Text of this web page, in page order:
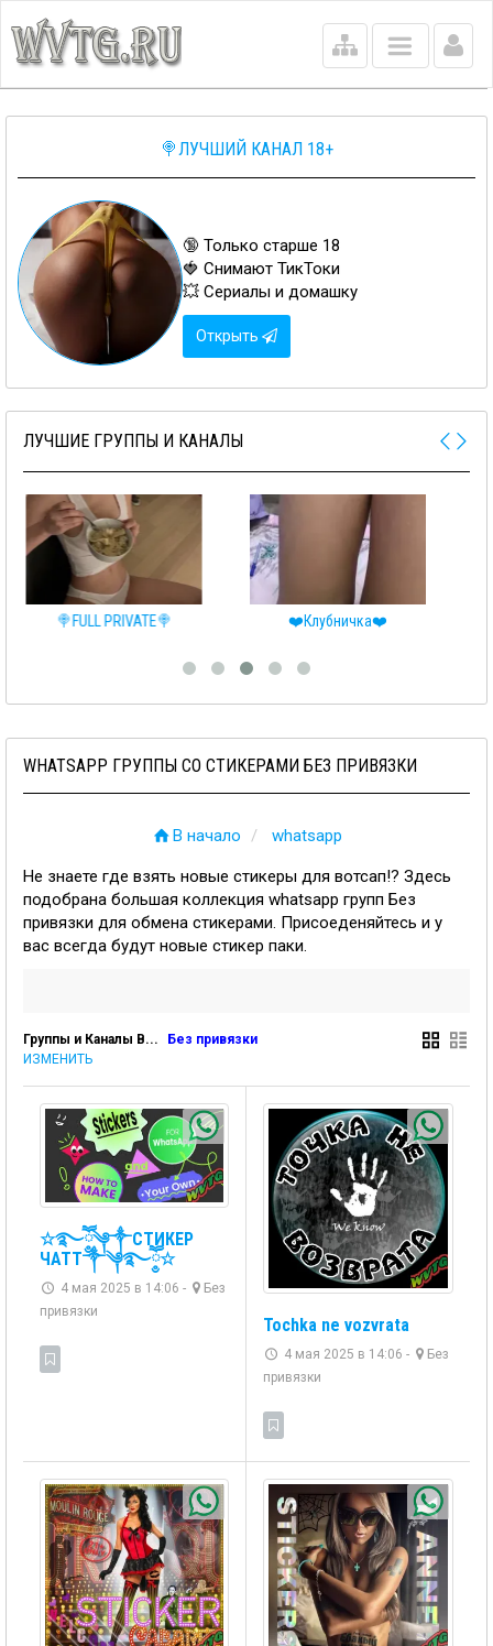
Main
menu
🍭ЛУЧШИЙ КАНАЛ 18+
🔞 Только старше 18
🍓 Снимают ТикТоки
💥 Сериалы и домашку
Открыть
ЛУЧШИЕ ГРУППЫ И КАНАЛЫ
🍭FULL PRIVATE🍭 ❤️Клубничка❤️
WHATSAPP ГРУППЫ СО СТИКЕРАМИ БЕЗ ПРИВЯЗКИ
В начало whatsapp
Не знаете где взять новые стикеры для вотсап!? Здесь
подобрана большая коллекция whatsapp групп Без
привязки для обмена стикерами. Присоеденяйтесь и у
вас всегда будут новые стикер паки.
Группы и Каналы В...
Без привязки
ИЗМЕНИТЬ
☆࿐ཽ༵༆༒СТИКЕР
ЧАТТ༒༆࿐ཽ༵☆
4 мая 2025 в 14:06 -
Без
привязки
Tochka ne vozvrata
4 мая 2025 в 14:06 -
Без
привязки